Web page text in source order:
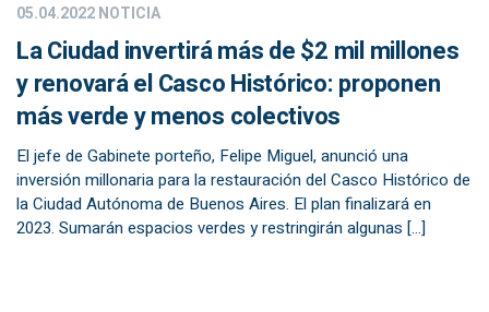
05.04.2022NOTICIA
La Ciudad invertirá más de $2 mil millones
y renovará el Casco Histórico: proponen
más verde y menos colectivos
El jefe de Gabinete porteño, Felipe Miguel, anunció una
inversión millonaria para la restauración del Casco Histórico de
la Ciudad Autónoma de Buenos Aires. El plan finalizará en
2023. Sumarán espacios verdes y restringirán algunas […]